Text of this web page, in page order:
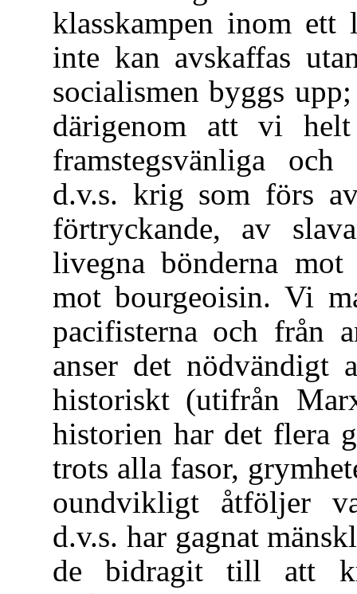
klasskampen inom
inte kan avskaffas
socialismen byggs
därigenom att vi
framstegsvänliga
d.v.s. krig som förs
förtryckande, av
livegna bönderna mot
mot bourgeoisin. Vi
pacifisterna och från
anser det
historiskt (utifrån
historien har det flera
trots alla fasor,
oundvikligt åtföljer
d.v.s. har gagnat
de bidragit till att